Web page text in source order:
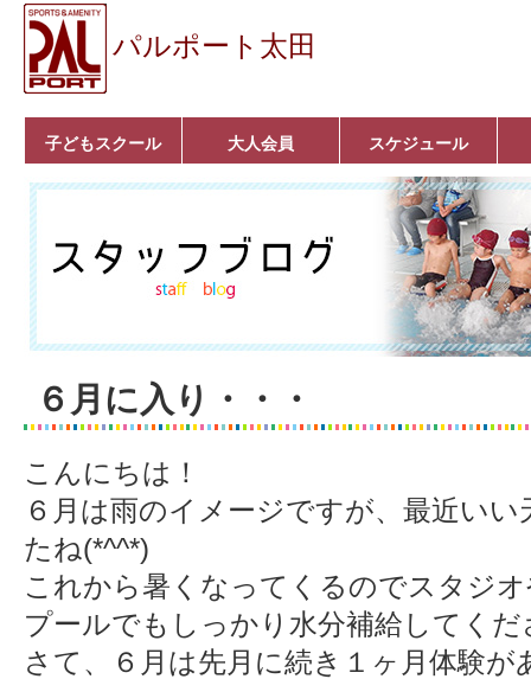
パルポート太田
子どもスクール
ベビーコース
幼児コース
小学生コース
育成コース
選手コース
キッズパーク(体操教
室)
クラシックバレエ
ボルダリング
■入会案内
大人会員
いきいきコース
トライアスロン
フィットネス
■入会案内
スケジュール
６月に入り・・・
こんにちは！
６月は雨のイメージですが、最近い
たね(*^^*)
これから暑くなってくるのでスタジ
プールでもしっかり水分補給してく
さて、６月は先月に続き１ヶ月体験が